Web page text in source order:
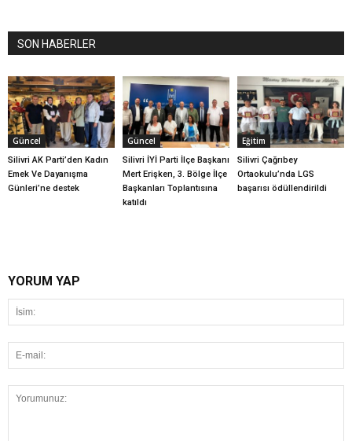
SON HABERLER
Güncel
Silivri AK Parti’den Kadın
Emek Ve Dayanışma
Günleri’ne destek
Güncel
Silivri İYİ Parti İlçe Başkanı
Mert Erişken, 3. Bölge İlçe
Başkanları Toplantısına
katıldı
Eğitim
Silivri Çağrıbey
Ortaokulu’nda LGS
başarısı ödüllendirildi
YORUM YAP